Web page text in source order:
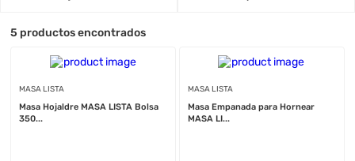
5 productos encontrados
MASA LISTA
Masa Hojaldre MASA LISTA Bolsa
350...
MASA LISTA
Masa Empanada para Hornear
MASA LI...